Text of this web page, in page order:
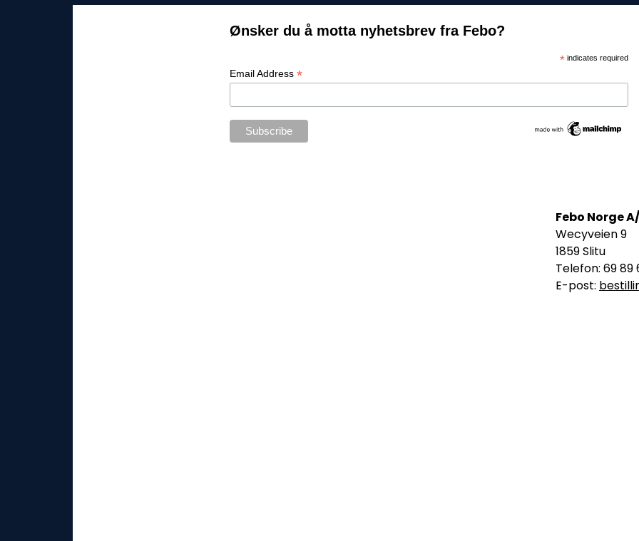
Ønsker du å motta nyhetsbrev fra Febo?
*indicates required
Email Address *
Febo Norge
Wecyveien 9
1859 Slitu
Telefon: 69 89
E-post: